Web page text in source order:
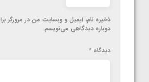
ذخیره نام، ایمیل و وبسایت من در مرورگر
دوباره دیدگاهی می‌نویسم.
دیدگاه *